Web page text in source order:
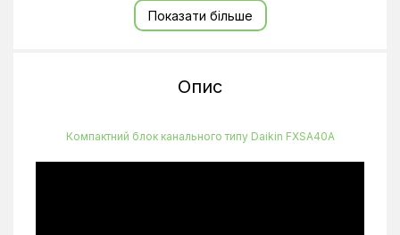
Рівень шуму внутрішнього блокуПоказати більше
Опис
Компактний блок канального типу Daikin FXSА40A